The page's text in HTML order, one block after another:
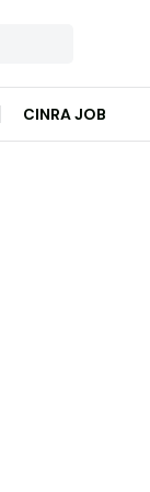
CINRA JOB